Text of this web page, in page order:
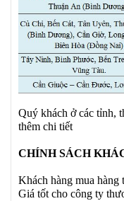
Quý khách ở các tỉnh,
thêm chi tiết
CHÍNH SÁCH
Khách hàng mua hàng
Giá tốt cho công ty